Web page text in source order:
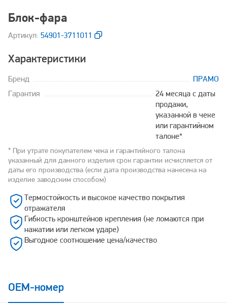
Блок-фара
Aртикул: 54901-3711011
Характеристики
Бренд
ПРАМО
Гарантия
24 месяца с даты
продажи,
указанной в чеке
или гарантийном
талоне*
* При утрате покупателем чека и гарантийного талона
указанный для данного изделия срок гарантии исчисляется от
даты его производства (если дата производства нанесена на
изделие заводским способом)
Термостойкость и высокое качество покрытия
отражателя
Гибкость кронштейнов крепления (не ломаются при
нажатии или легком ударе)
Выгодное соотношение цена/качество
OEM-номер